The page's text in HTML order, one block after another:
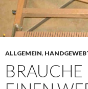
ALLGEMEIN,